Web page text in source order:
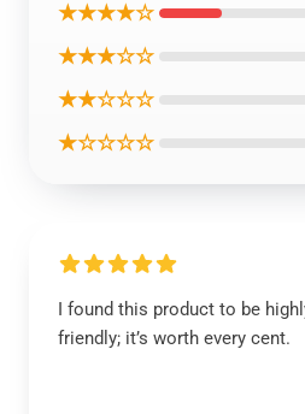
★★★★☆
★★★☆☆
★★☆☆☆
★☆☆☆☆
I found this product to be
friendly; it’s worth every cent.